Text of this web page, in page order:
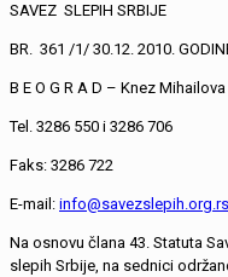
SAVEZ SLEPIH SRBIJE
BR. 361 /1/ 30.12. 2010.
B E O G R A D – Knez
Tel. 3286 550 i 3286 706
Faks: 3286 722
E-mail: info@savezslepih.org.rs
Na osnovu člana 43. Statuta
slepih Srbije, na sednici